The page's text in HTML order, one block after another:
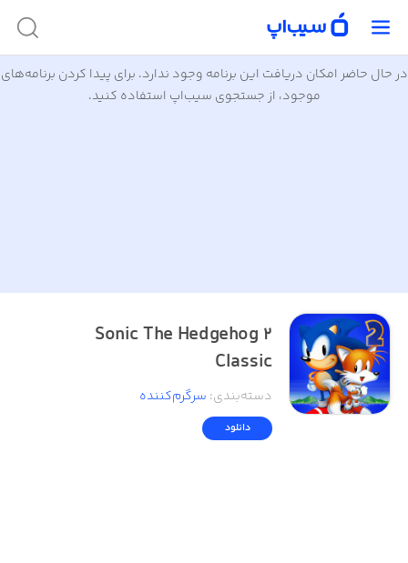
در حال حاضر امکان دریافت این برنامه وجود ندارد. برای پیدا کردن برنامه‌های
موجود، از جستجوی سیب‌اپ استفاده کنید.
Sonic The Hedgehog 2
Classic
دسته‌بندی: سرگرم‌کننده
دانلود